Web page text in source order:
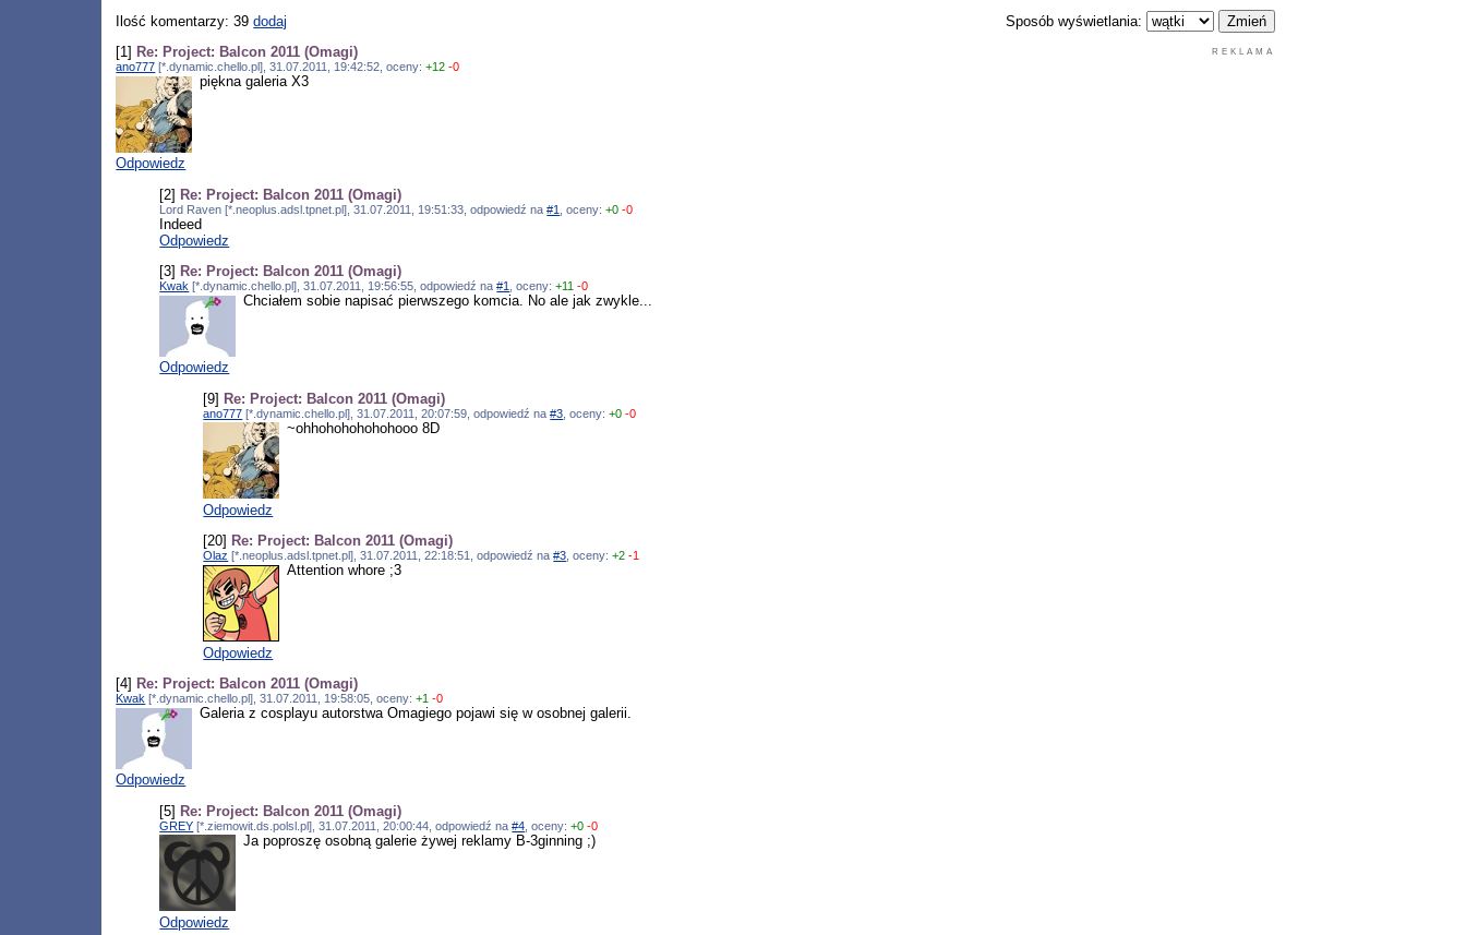
Sposób wyświetlania:
Ilość komentarzy: 39dodaj
REKLAMA
[1] Re: Project: Balcon 2011 (Omagi)
ano777 [*.dynamic.chello.pl], 31.07.2011, 19:42:52, oceny:+12 -0
piękna galeria X3
Odpowiedz
[2] Re: Project: Balcon 2011 (Omagi)
Lord Raven [*.neoplus.adsl.tpnet.pl], 31.07.2011, 19:51:33, odpowiedź na#1 , oceny:+0 -0
Indeed
Odpowiedz
[3] Re: Project: Balcon 2011 (Omagi)
Kwak [*.dynamic.chello.pl], 31.07.2011, 19:56:55, odpowiedź na#1 , oceny:+11 -0
Chciałem sobie napisać pierwszego komcia. No ale jak zwykle...
Odpowiedz
[9] Re: Project: Balcon 2011 (Omagi)
ano777 [*.dynamic.chello.pl], 31.07.2011, 20:07:59, odpowiedź na#3 , oceny:+0 -0
~ohhohohohohohooo 8D
Odpowiedz
[20] Re: Project: Balcon 2011 (Omagi)
Olaz [*.neoplus.adsl.tpnet.pl], 31.07.2011, 22:18:51, odpowiedź na#3 , oceny:+2 -1
Attention whore ;3
Odpowiedz
[4] Re: Project: Balcon 2011 (Omagi)
Kwak [*.dynamic.chello.pl], 31.07.2011, 19:58:05, oceny:+1 -0
Galeria z cosplayu autorstwa Omagiego pojawi się w osobnej galerii.
Odpowiedz
[5] Re: Project: Balcon 2011 (Omagi)
GREY [*.ziemowit.ds.polsl.pl], 31.07.2011, 20:00:44, odpowiedź na#4 , oceny:+0 -0
Ja poproszę osobną galerie żywej reklamy B-3ginning ;)
Odpowiedz